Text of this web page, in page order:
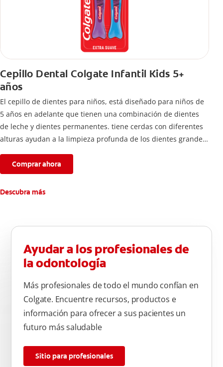
Cepillo Dental Colgate Infantil Kids 5+
años
El cepillo de dientes para niños, está diseñado para niños de
5 años en adelante que tienen una combinación de dientes
de leche y dientes permanentes. tiene cerdas con diferentes
alturas ayudan a la limpieza profunda de los dientes grandes
Comprar ahora
Descubra más
Ayudar a los profesionales de
la odontología
Más profesionales de todo el mundo confían en
Colgate. Encuentre recursos, productos e
información para ofrecer a sus pacientes un
futuro más saludable
Sitio para profesionales